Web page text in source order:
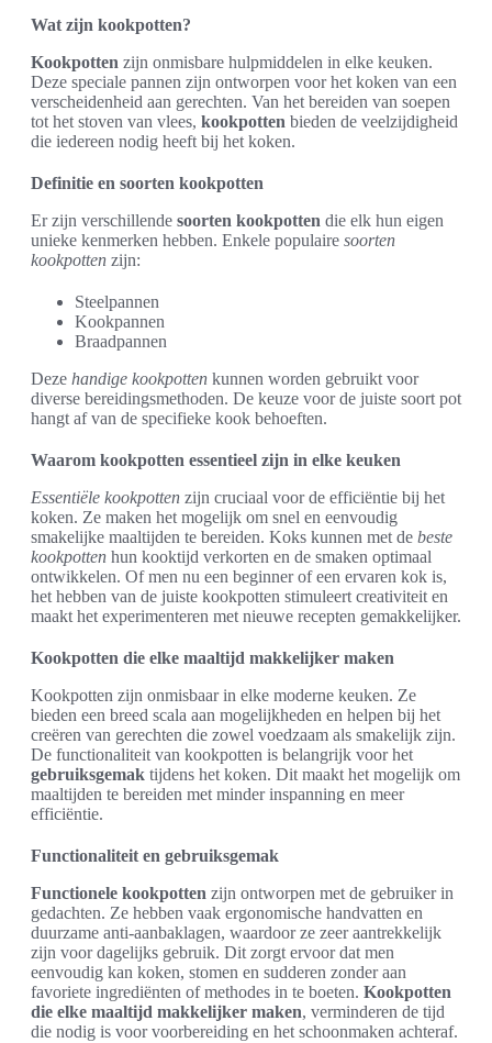
Wat zijn kookpotten?
Kookpotten zijn onmisbare hulpmiddelen in elke keuken.
Deze speciale pannen zijn ontworpen voor het koken van een
verscheidenheid aan gerechten. Van het bereiden van soepen
tot het stoven van vlees, kookpotten bieden de veelzijdigheid
die iedereen nodig heeft bij het koken.
Definitie en soorten kookpotten
Er zijn verschillende soorten kookpotten die elk hun eigen
unieke kenmerken hebben. Enkele populaire soorten
kookpotten zijn:
Steelpannen
Kookpannen
Braadpannen
Deze handige kookpotten kunnen worden gebruikt voor
diverse bereidingsmethoden. De keuze voor de juiste soort pot
hangt af van de specifieke kook behoeften.
Waarom kookpotten essentieel zijn in elke keuken
Essentiële kookpotten zijn cruciaal voor de efficiëntie bij het
koken. Ze maken het mogelijk om snel en eenvoudig
smakelijke maaltijden te bereiden. Koks kunnen met de beste
kookpotten hun kooktijd verkorten en de smaken optimaal
ontwikkelen. Of men nu een beginner of een ervaren kok is,
het hebben van de juiste kookpotten stimuleert creativiteit en
maakt het experimenteren met nieuwe recepten gemakkelijker.
Kookpotten die elke maaltijd makkelijker maken
Kookpotten zijn onmisbaar in elke moderne keuken. Ze
bieden een breed scala aan mogelijkheden en helpen bij het
creëren van gerechten die zowel voedzaam als smakelijk zijn.
De functionaliteit van kookpotten is belangrijk voor het
gebruiksgemak tijdens het koken. Dit maakt het mogelijk om
maaltijden te bereiden met minder inspanning en meer
efficiëntie.
Functionaliteit en gebruiksgemak
Functionele kookpotten zijn ontworpen met de gebruiker in
gedachten. Ze hebben vaak ergonomische handvatten en
duurzame anti-aanbaklagen, waardoor ze zeer aantrekkelijk
zijn voor dagelijks gebruik. Dit zorgt ervoor dat men
eenvoudig kan koken, stomen en sudderen zonder aan
favoriete ingrediënten of methodes in te boeten. Kookpotten
die elke maaltijd makkelijker maken, verminderen de tijd
die nodig is voor voorbereiding en het schoonmaken achteraf.